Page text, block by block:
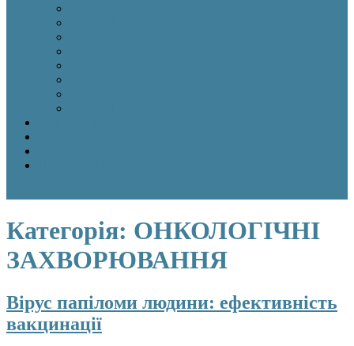
Категорія: ОНКОЛОГІЧНІ
ЗАХВОРЮВАННЯ
Вірус папіломи людини: ефективність
вакцинації